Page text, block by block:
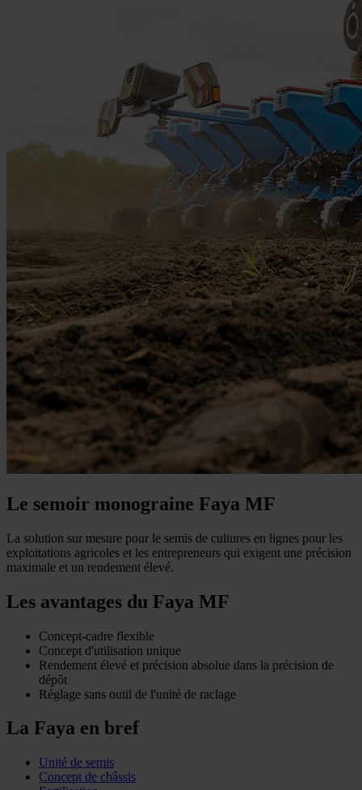
Le semoir monograine Faya MF
La solution sur mesure pour le semis de cultures en lignes pour les
exploitations agricoles et les entrepreneurs qui exigent une précision
maximale et un rendement élevé.
Les avantages du Faya MF
Concept-cadre flexible
Concept d'utilisation unique
Rendement élevé et précision absolue dans la précision de
dépôt
Réglage sans outil de l'unité de raclage
La Faya en bref
Unité de semis
Concept de châssis